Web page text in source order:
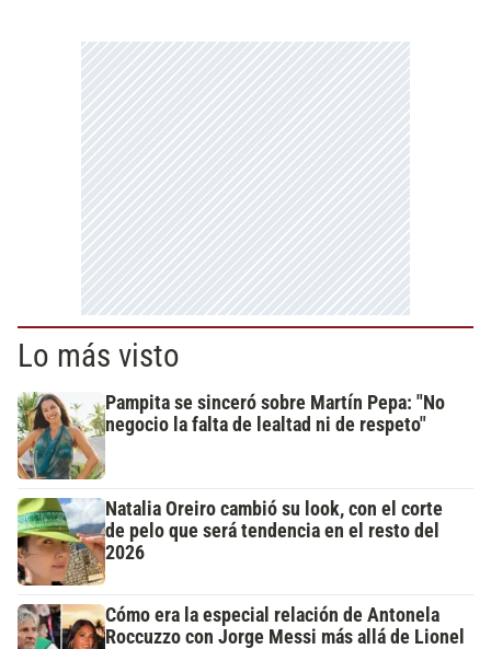
Lo más visto
Pampita se sinceró sobre Martín Pepa: "No
negocio la falta de lealtad ni de respeto"
Natalia Oreiro cambió su look, con el corte
de pelo que será tendencia en el resto del
2026
Cómo era la especial relación de Antonela
Roccuzzo con Jorge Messi más allá de Lionel